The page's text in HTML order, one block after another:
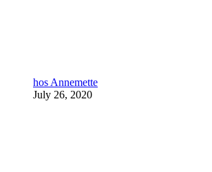
hos Annemette
July 26, 2020